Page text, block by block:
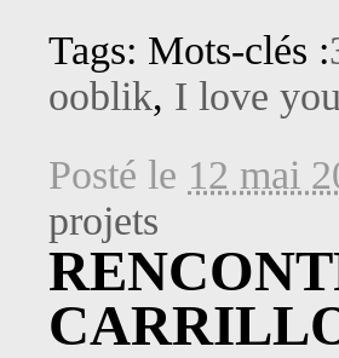
Tags: Mots-clés :
ooblik, I love you
Posté le 12 mai
projets